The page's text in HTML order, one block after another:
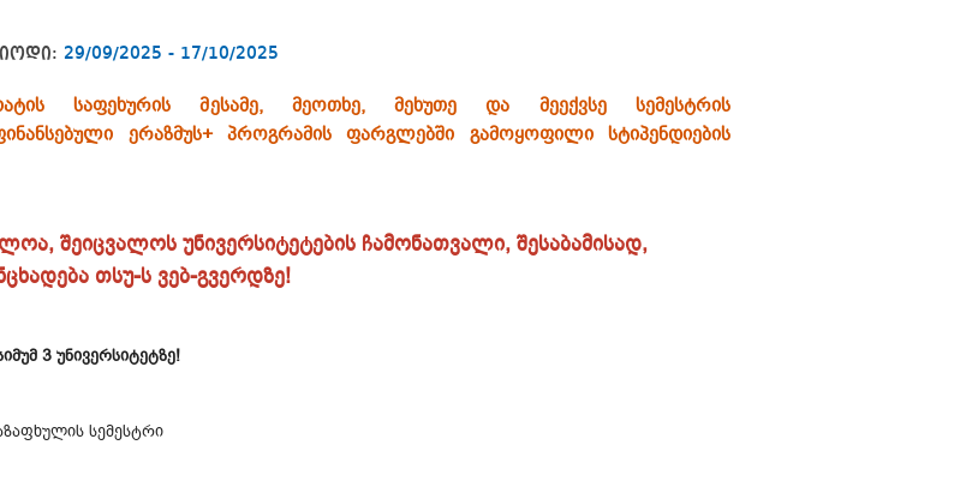
29/09/2025 - 17/10/2025
საფეხურის მესამე, მეოთხე, მეხუთე და მეექვსე სემესტრის
ერაზმუს+ პროგრამის ფარგლებში გამოყოფილი სტიპენდიების
შეიცვალოს უნივერსიტეტების ჩამონათვალი, შესაბამისად,
თსუ-ს ვებ-გვერდზე!
3 უნივერსიტეტზე!
სემესტრი